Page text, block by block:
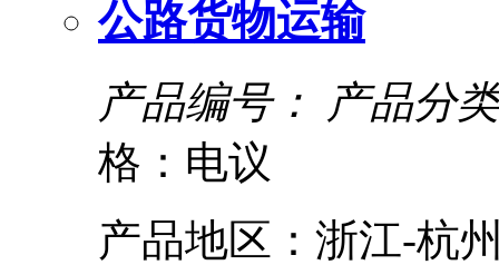
公路货物运输
产品编号：
产品分
格：电议
产品地区：浙江-杭